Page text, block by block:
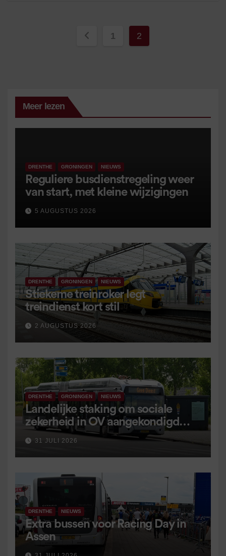
Berichten
1 2
Meer lezen
DRENTHE GRONINGEN NIEUWS
Reguliere busdienstregeling weer
van start, met kleine wijzigingen
5 AUGUSTUS 2026
DRENTHE GRONINGEN NIEUWS
Stiekeme treinroker legt
treindienst kort stil
2 AUGUSTUS 2026
DRENTHE GRONINGEN NIEUWS
Landelijke staking om sociale
zekerheid in OV aangekondigd
voor 9 september
31 JULI 2026
DRENTHE NIEUWS
Extra bussen voor Racing Day in
Assen